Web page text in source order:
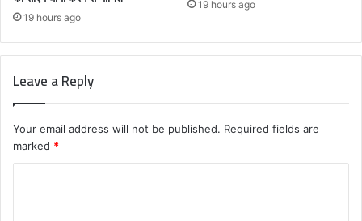
19 hours ago
19 hours ago
Leave a Reply
Your email address will not be published. Required fields are
marked *